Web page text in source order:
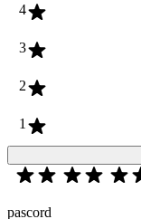
4
3
2
1
pascord